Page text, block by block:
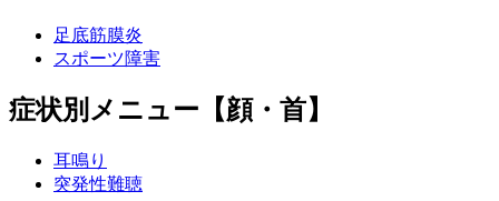
足底筋膜炎
スポーツ障害
症状別メニュー【顔・首】
耳鳴り
突発性難聴